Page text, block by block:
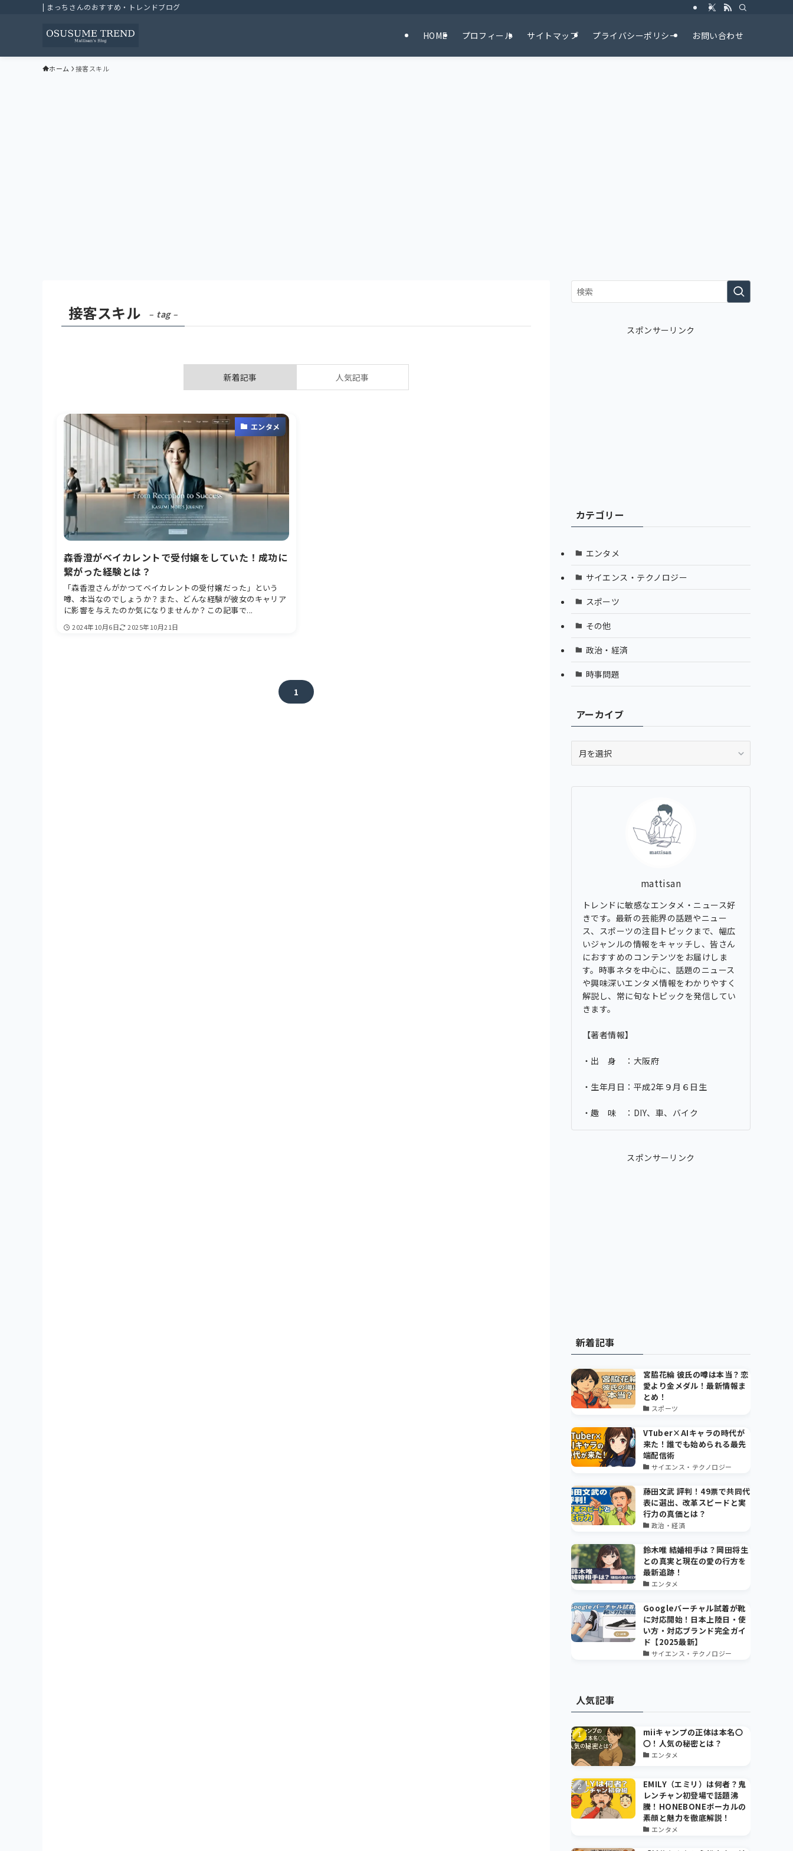
| まっちさんのおすすめ・トレンドブログ
HOME プロフィール サイトマップ プライバシーポリシー お問い合わせ
ホーム 接客スキル
接客スキル – tag –
新着記事 人気記事
エンタメ
森香澄がベイカレントで受付嬢をしていた！成功に
繋がった経験とは？
「森香澄さんがかつてベイカレントの受付嬢だった」という
噂、本当なのでしょうか？また、どんな経験が彼女のキャリア
に影響を与えたのか気になりませんか？この記事で...
2024年10月6日 2025年10月21日
1
スポンサーリンク
カテゴリー
エンタメ
サイエンス・テクノロジー
スポーツ
その他
政治・経済
時事問題
アーカイブ
ー
イ
mattisan
トレンドに敏感なエンタメ・ニュース好
きです。最新の芸能界の話題やニュー
ス、スポーツの注目トピックまで、幅広
いジャンルの情報をキャッチし、皆さん
におすすめのコンテンツをお届けしま
す。時事ネタを中心に、話題のニュース
や興味深いエンタメ情報をわかりやすく
解説し、常に旬なトピックを発信してい
きます。
【著者情報】
・出 身 ：大阪府
・生年月日：平成2年９月６日生
・趣 味 ：DIY、車、バイク
スポンサーリンク
新着記事
宮脇花綸 彼氏の噂は本当？恋
愛より金メダル！最新情報ま
とめ！
スポーツ
VTuber×AIキャラの時代が
来た！誰でも始められる最先
端配信術
サイエンス・テクノロジー
藤田文武 評判！49票で共同代
表に選出、改革スピードと実
行力の真価とは？
政治・経済
鈴木唯 結婚相手は？岡田将生
との真実と現在の愛の行方を
最新追跡！
エンタメ
Googleバーチャル試着が靴
に対応開始！日本上陸日・使
い方・対応ブランド完全ガイ
ド【2025最新】
サイエンス・テクノロジー
人気記事
miiキャンプの正体は本名〇
〇！人気の秘密とは？
エンタメ
EMILY（エミリ）は何者？鬼
レンチャン初登場で話題沸
騰！HONEBONEボーカルの
素顔と魅力を徹底解説！
エンタメ